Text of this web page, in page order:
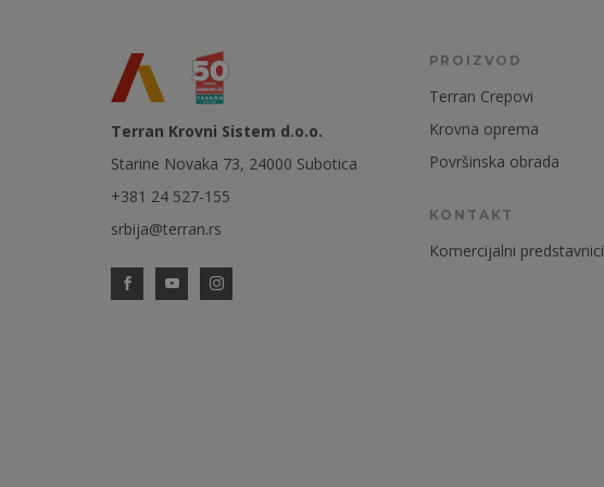
Terran Krovni Sistem d.o.o.
Starine Novaka 73, 24000 Subotica
+381 24 527-155
srbija@terran.rs
PROIZVOD
Terran Crepovi
Krovna oprema
Površinska obrada
KONTAKT
Komercijalni predstavnici